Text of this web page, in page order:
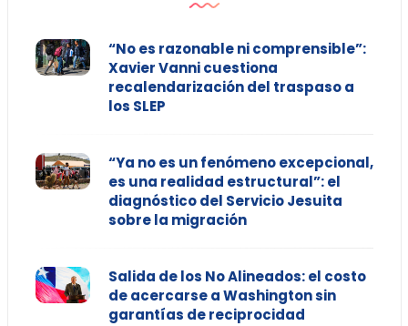
“No es razonable ni comprensible”:
Xavier Vanni cuestiona
recalendarización del traspaso a
los SLEP
“Ya no es un fenómeno excepcional,
es una realidad estructural”: el
diagnóstico del Servicio Jesuita
sobre la migración
Salida de los No Alineados: el costo
de acercarse a Washington sin
garantías de reciprocidad